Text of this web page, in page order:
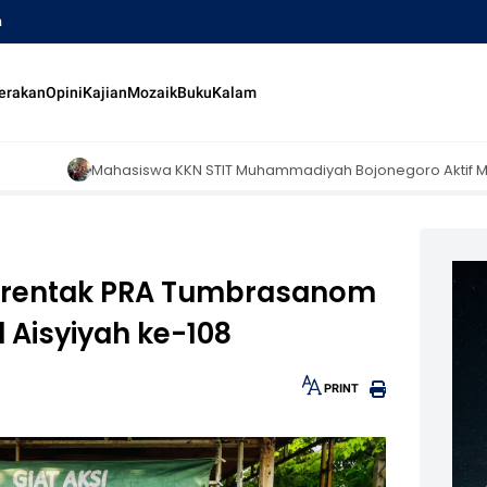
OpiniKajianMozaikBukuKalam
KKN STIT Muhammadiyah Bojonegoro Aktif Mengajar di
PRA Tumbrasanom
ke-108
30px
PRINT